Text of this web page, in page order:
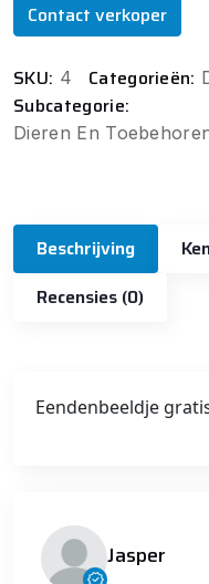
Contact verkoper
SKU: 4 Categorieën:
Subcategorie:
Dieren En
Beschrijving
Recensies (0)
Eendenbeeldje
Jasper